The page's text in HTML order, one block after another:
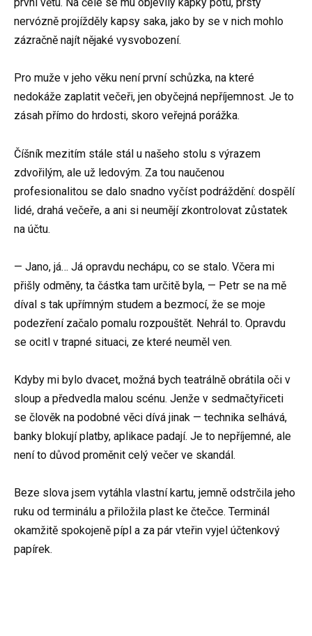
nervózně projížděly kapsy saka, jako by se v nich mohlo
zázračně najít nějaké vysvobození.
Pro muže v jeho věku není první schůzka, na které
nedokáže zaplatit večeři, jen obyčejná nepříjemnost. Je to
zásah přímo do hrdosti, skoro veřejná porážka.
Číšník mezitím stále stál u našeho stolu s výrazem
zdvořilým, ale už ledovým. Za tou naučenou
profesionalitou se dalo snadno vyčíst podráždění: dospělí
lidé, drahá večeře, a ani si neumějí zkontrolovat zůstatek
na účtu.
— Jano, já… Já opravdu nechápu, co se stalo. Včera mi
přišly odměny, ta částka tam určitě byla, — Petr se na mě
díval s tak upřímným studem a bezmocí, že se moje
podezření začalo pomalu rozpouštět. Nehrál to. Opravdu
se ocitl v trapné situaci, ze které neuměl ven.
Kdyby mi bylo dvacet, možná bych teatrálně obrátila oči v
sloup a předvedla malou scénu. Jenže v sedmačtyřiceti
se člověk na podobné věci dívá jinak — technika selhává,
banky blokují platby, aplikace padají. Je to nepříjemné, ale
není to důvod proměnit celý večer ve skandál.
Beze slova jsem vytáhla vlastní kartu, jemně odstrčila jeho
ruku od terminálu a přiložila plast ke čtečce. Terminál
okamžitě spokojeně pípl a za pár vteřin vyjel účtenkový
papírek.